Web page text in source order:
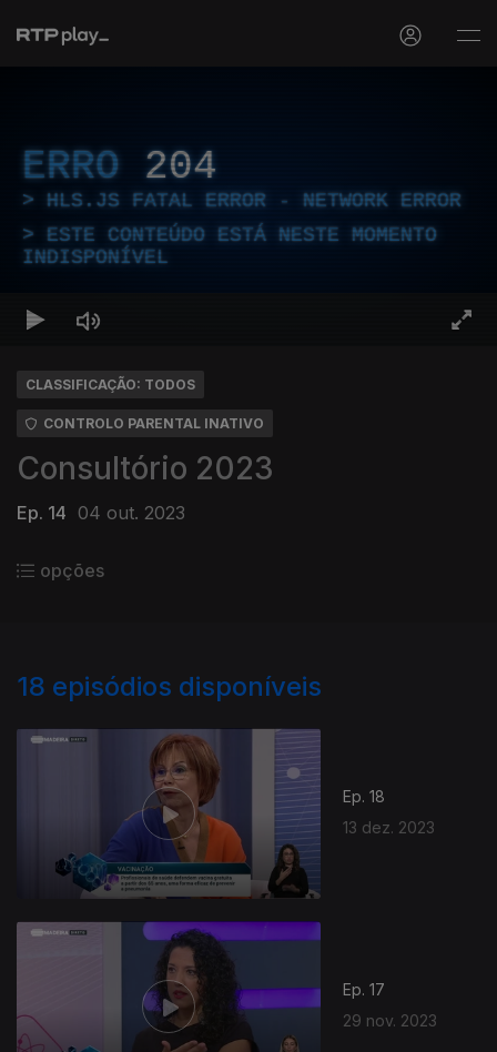
ERRO 204
HLS.JS FATAL ERROR - NETWORK ERROR
ESTE CONTEÚDO ESTÁ NESTE MOMENTO
INDISPONÍVEL
CLASSIFICAÇÃO: TODOS
CONTROLO PARENTAL INATIVO
Consultório 2023
Ep. 14 04 out. 2023
opções
18 episódios disponíveis
Ep. 18
13 dez. 2023
Ep. 17
29 nov. 2023